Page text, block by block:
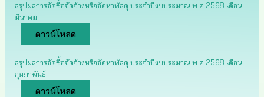
สรุปผลการจัดซื้อจัดจ้างหรือจัดหาพัสดุ ประจำปีงบประมาณ พ.ศ.2568 เดือน
มีนาคม
ดาวน์โหลด
สรุปผลการจัดซื้อจัดจ้างหรือจัดหาพัสดุ ประจำปีงบประมาณ พ.ศ.2568 เดือน
กุมภาพันธ์
ดาวน์โหลด